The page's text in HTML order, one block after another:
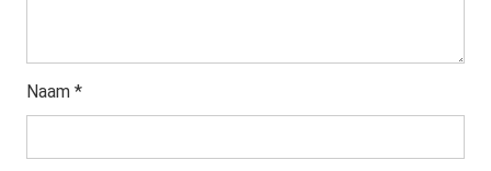
Naam *